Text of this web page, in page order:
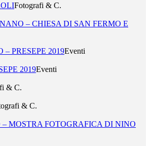
Fotografi & C.
– CHIESA DI SAN FERMO E
– PRESEPE 2019Eventi
2019Eventi
& C.
& C.
MOSTRA FOTOGRAFICA DI NINO